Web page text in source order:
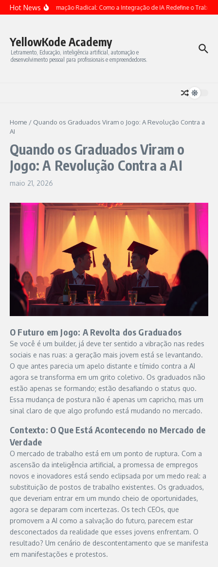
Ir para o conteúdo
Hot NewsTransformação Radical: Como a Integração de IA Redefine o
YellowKode Academy
Letramento, Educação, inteligência artificial, automação e
desenvolvimento pessoal para profissionais e empreendedores.
Home / Quando os Graduados Viram o Jogo: A Revolução Contra a
AI
Quando os Graduados Viram o
Jogo: A Revolução Contra a AI
maio 21, 2026
O Futuro em Jogo: A Revolta dos Graduados
Se você é um builder, já deve ter sentido a vibração nas redes
sociais e nas ruas: a geração mais jovem está se levantando.
O que antes parecia um apelo distante e tímido contra a AI
agora se transforma em um grito coletivo. Os graduados não
estão apenas se formando; estão desafiando o status quo.
Essa mudança de postura não é apenas um capricho, mas um
sinal claro de que algo profundo está mudando no mercado.
Contexto: O Que Está Acontecendo no Mercado de
Verdade
O mercado de trabalho está em um ponto de ruptura. Com a
ascensão da inteligência artificial, a promessa de empregos
novos e inovadores está sendo eclipsada por um medo real: a
substituição de postos de trabalho existentes. Os graduados,
que deveriam entrar em um mundo cheio de oportunidades,
agora se deparam com incertezas. Os tech CEOs, que
promovem a AI como a salvação do futuro, parecem estar
desconectados da realidade que esses jovens enfrentam. O
resultado? Um cenário de descontentamento que se manifesta
em manifestações e protestos.